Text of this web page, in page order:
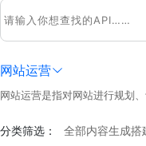
网站运营
网站运营是指对网站进行规划
分类筛选： 全部内容生成搭